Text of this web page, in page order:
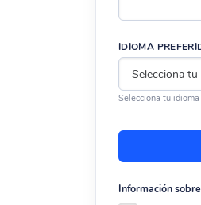
IDIOMA
Selecciona tu
Información